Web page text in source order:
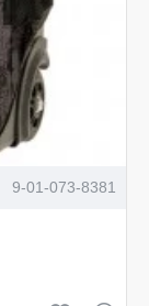
9-01-073-8381